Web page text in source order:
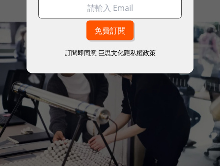
訂閱即同意 巨思文化隱私權政策